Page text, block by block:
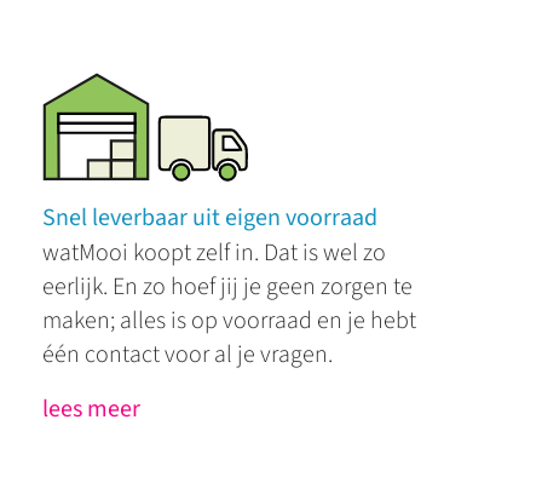
Snel leverbaar uit eigen voorraad
watMooi koopt zelf in. Dat is wel zo
eerlijk. En zo hoef jij je geen zorgen te
maken; alles is op voorraad en je hebt
één contact voor al je vragen.
lees meer